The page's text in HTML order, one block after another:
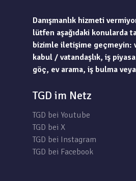
Danışmanlık hizmeti
lütfen aşağıdaki konularda
bizimle iletişime geçmeyin:
kabul / vatandaşlık, iş
göç, ev arama, iş bulma
TGD im Netz
TGD bei Youtube
TGD bei X
TGD bei Instagram
TGD bei Facebook